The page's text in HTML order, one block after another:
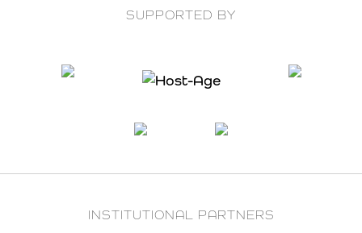
SUPPORTED BY
INSTITUTIONAL PARTNERS